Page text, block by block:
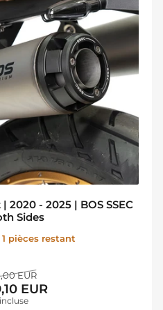
2020 - 2025 | BOS SSEC
Sides
pièces restant
EURPrix
de
EUR